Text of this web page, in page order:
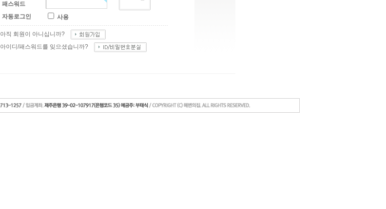
패스워드
자동로그인
사용
아직 회원이 아니십니까?
아이디/패스워드를 잊으셨습니까?